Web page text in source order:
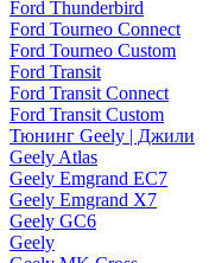
Ford Thunderbird
Ford Tourneo Connect
Ford Tourneo Custom
Ford Transit
Ford Transit Connect
Ford Transit Custom
Тюнинг Geely | Джили
Geely Atlas
Geely Emgrand EC7
Geely Emgrand X7
Geely GC6
Geely